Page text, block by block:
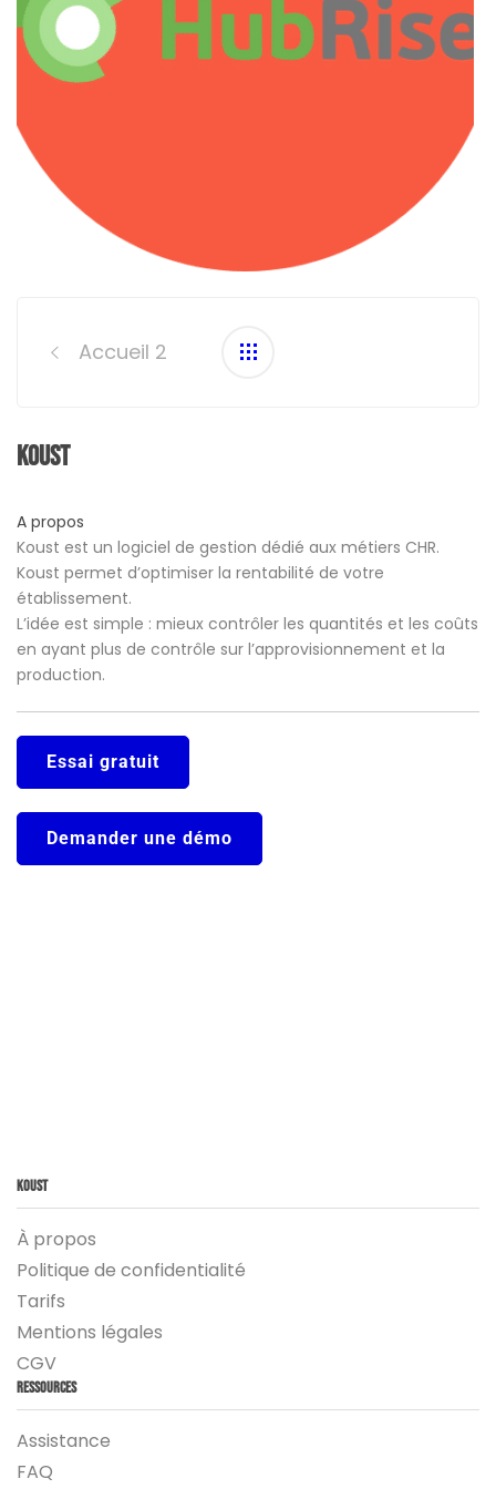
navigationAccueil 2
Koust
A propos
Koust est un logiciel de gestion dédié aux métiers CHR.
Koust permet d’optimiser la rentabilité de votre
établissement.
L’idée est simple : mieux contrôler les quantités et les coûts
en ayant plus de contrôle sur l’approvisionnement et la
production.
Essai gratuit
Demander une démo
Koust
À propos
Politique de confidentialité
Tarifs
Mentions légales
CGV
Ressources
Assistance
FAQ